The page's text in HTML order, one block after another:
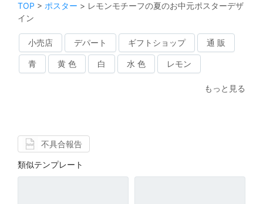
TOP > ポスター > レモンモチーフの夏のお中元ポスターデザ
イン
小売店 デパート ギフトショップ 通 販
青 黄 色 白 水 色 レモン
もっと見る
不具合報告
類似テンプレート